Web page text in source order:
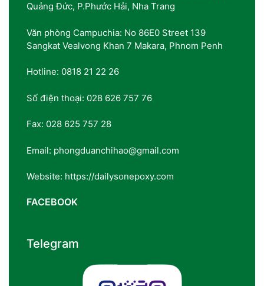
Quảng Đức, P.Phước Hải, Nha Trang
Văn phòng Campuchia: No 86E0 Street 139
Sangkat Vealvong Khan 7 Makara, Phnom Penh
Hotline: 0818 21 22 26
Số điện thoại: 028 626 757 76
Fax: 028 625 757 28
Email: phongduanchihao@gmail.com
Website: https://dailysonepoxy.com
FACEBOOK
Telegram